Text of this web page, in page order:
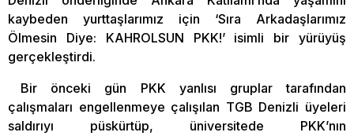
kaybeden yurttaşlarımız için ‘Sıra Arkadaşlarımız
Ölmesin Diye: KAHROLSUN PKK!’ isimli bir yürüyüş
gerçekleştirdi.
Bir önceki gün PKK yanlısı gruplar tarafından
çalışmaları engellenmeye çalışılan TGB Denizli üyeleri
saldırıyı püskürtüp, üniversitede PKK’nın